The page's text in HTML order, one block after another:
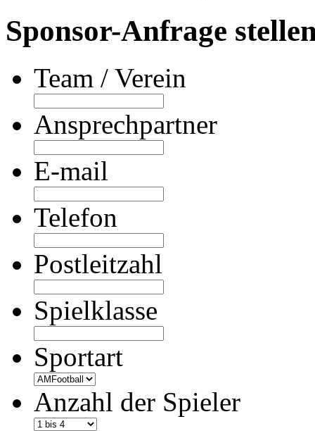
Sponsor-Anfrage
Team / Verein
Ansprechpartner
E-mail
Telefon
Postleitzahl
Spielklasse
Sportart
Anzahl der Spieler